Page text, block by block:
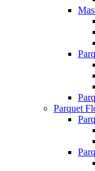
Parquet